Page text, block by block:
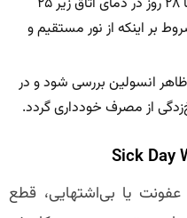
بر اینکه از نور مستقیم و
ظاهر انسولین بررسی شود و در
از مصرف خودداری گردد.
عفونت یا بی‌اشتهایی، قطع